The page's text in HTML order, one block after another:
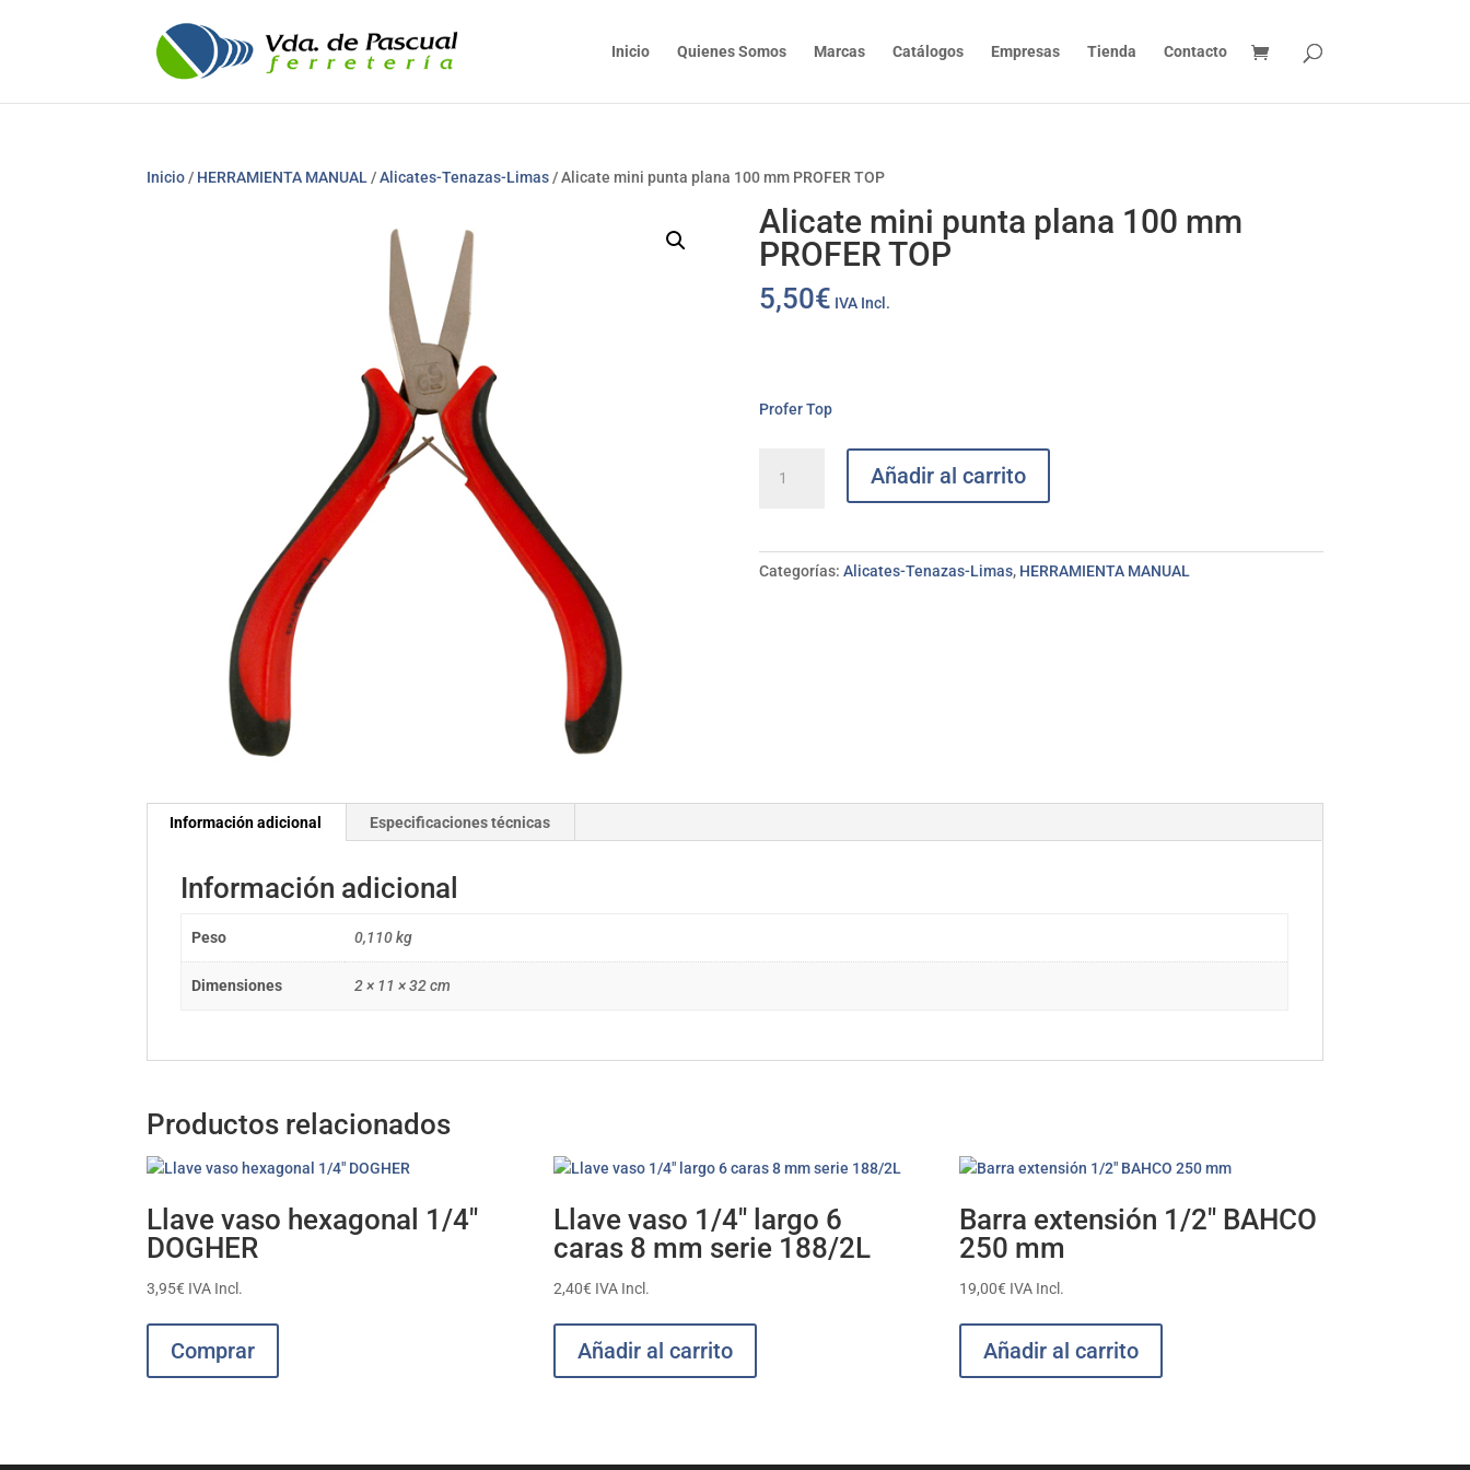
Inicio Quienes Somos Marcas Catálogos Empresas Tienda Contacto
Inicio / HERRAMIENTA MANUAL /Alicates-Tenazas-Limas / Alicate mini punta plana 100 mm PROFER TOP
Alicate mini punta plana 100 mm
PROFER TOP
5,50€ IVA Incl.
Profer Top
mini
Añadir al carrito
Categorías: Alicates-Tenazas-Limas, HERRAMIENTA MANUAL
Información adicional Especificaciones técnicas
Información adicional
Peso 0,110 kg
Dimensiones 2 × 11 × 32 cm
Productos relacionados
Llave vaso hexagonal 1/4″
DOGHER
3,95€ IVA Incl.
Comprar
opciones
Llave vaso 1/4″ largo 6
caras 8 mm serie 188/2L
2,40€ IVA Incl.
Añadir al carrito
Barra extensión 1/2″ BAHCO
250 mm
19,00€ IVA Incl.
Añadir al carrito